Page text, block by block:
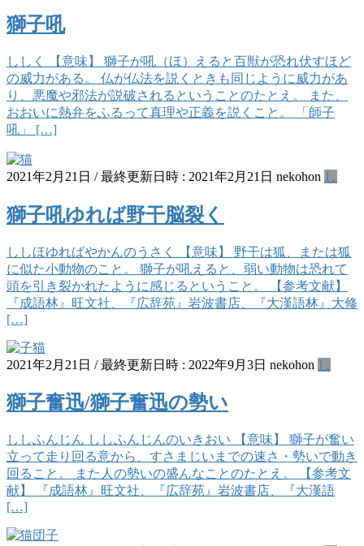
獅子吼
ししく 【意味】 獅子が吼（ほ）えると百獣が恐れ伏すほど
の威力がある。 仏が仏法を説くときも同じように威力があ
り、悪魔や邪法が説破されるということのたとえ。 また、
おおいに熱弁をふるって真理や正義を説くこと。 「師子
吼」 […]
2021年2月21日 / 最終更新日時 : 2021年2月21日 nekohon し
獅子吼ゆれば野干脳裂く
ししほゆればやかんのうさく 【意味】 野干は狐、または狐
に似た小動物のこと。 獅子が吼えると、弱い動物は恐れて
頭を引き裂かれたように感じるということ。 【参考文献】
『成語林』旺文社、『広辞苑』岩波書店、『大漢語林』大修
[…]
2021年2月21日 / 最終更新日時 : 2022年9月3日 nekohon し
獅子奮迅/獅子奮迅の勢い
ししふんじん ししふんじんのいきおい 【意味】 獅子が奮い
立って走り回る意から、すさまじいまでの速さ・勢いで動き
回ること。 また人の勢いの盛んなことのたとえ。 【参考文
献】 『成語林』旺文社、『広辞苑』岩波書店、『大漢語
[…]